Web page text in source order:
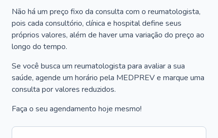
Não há um preço fixo da consulta com o reumatologista,
pois cada consultório, clínica e hospital define seus
próprios valores, além de haver uma variação do preço ao
longo do tempo.
Se você busca um reumatologista para avaliar a sua
saúde, agende um horário pela MEDPREV e marque uma
consulta por valores reduzidos.
Faça o seu agendamento hoje mesmo!